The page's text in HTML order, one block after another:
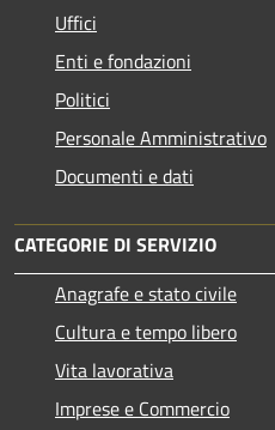
Uffici
Enti e fondazioni
Politici
Personale Amministrativo
Documenti e dati
CATEGORIE DI SERVIZIO
Anagrafe e stato civile
Cultura e tempo libero
Vita lavorativa
Imprese e Commercio